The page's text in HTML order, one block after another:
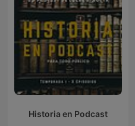
Historia en Podcast